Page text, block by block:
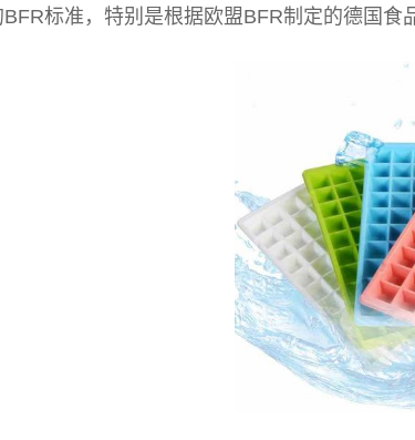
标准，特别是根据欧盟BFR制定的德国